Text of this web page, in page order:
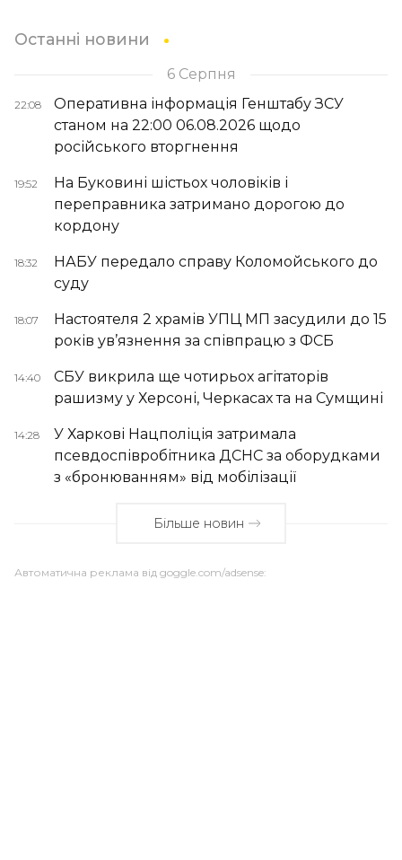
Останні новини
6 Серпня
22:08
Оперативна інформація Генштабу ЗСУ
станом на 22:00 06.08.2026 щодо
російського вторгнення
19:52
На Буковині шістьох чоловіків і
переправника затримано дорогою до
кордону
18:32
НАБУ передало справу Коломойського до
суду
18:07
Настоятеля 2 храмів УПЦ МП засудили до 15
років ув’язнення за співпрацю з ФСБ
14:40
СБУ викрила ще чотирьох агітаторів
рашизму у Херсоні, Черкасах та на Сумщині
14:28
У Харкові Нацполіція затримала
псевдоспівробітника ДСНС за оборудками
з «бронюванням» від мобілізації
Більше новин
Автоматична реклама від goggle.com/adsense: